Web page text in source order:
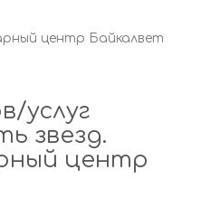
центр Байкалвет
услуг
звезд.
центр